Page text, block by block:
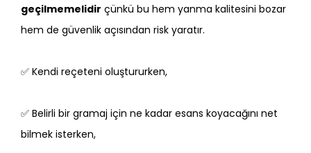
geçilmemelidir çünkü bu hem yanma kalitesini bozar
hem de güvenlik açısından risk yaratır.
✅ Kendi reçeteni oluştururken,
✅ Belirli bir gramaj için ne kadar esans koyacağını net
bilmek isterken,